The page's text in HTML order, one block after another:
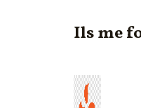
Ils me